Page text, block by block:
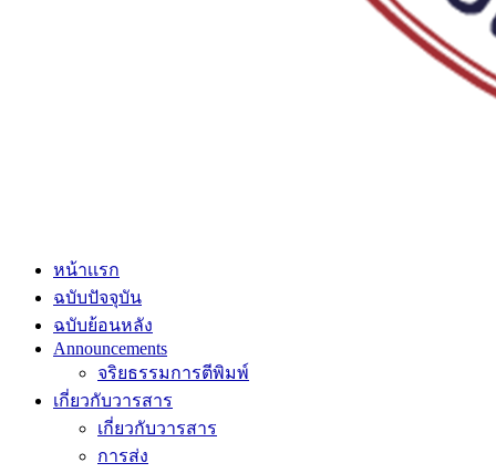
หน้าเเรก
ฉบับปัจจุบัน
ฉบับย้อนหลัง
Announcements
จริยธรรมการตีพิมพ์
เกี่ยวกับวารสาร
เกี่ยวกับวารสาร
การส่ง